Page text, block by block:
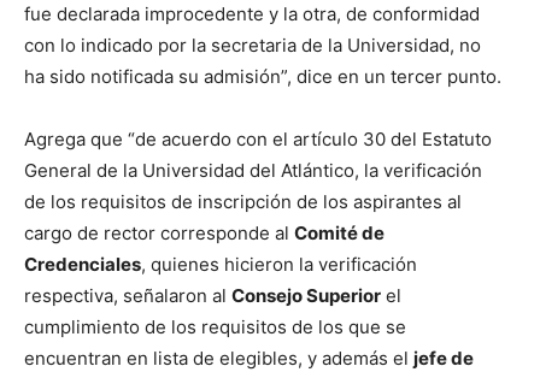
fue declarada improcedente y la otra, de conformidad
con lo indicado por la secretaria de la Universidad, no
ha sido notificada su admisión”, dice en un tercer punto.
Agrega que “de acuerdo con el artículo 30 del Estatuto
General de la Universidad del Atlántico, la verificación
de los requisitos de inscripción de los aspirantes al
cargo de rector corresponde al Comité de
Credenciales, quienes hicieron la verificación
respectiva, señalaron al Consejo Superior el
cumplimiento de los requisitos de los que se
encuentran en lista de elegibles, y además el jefe de